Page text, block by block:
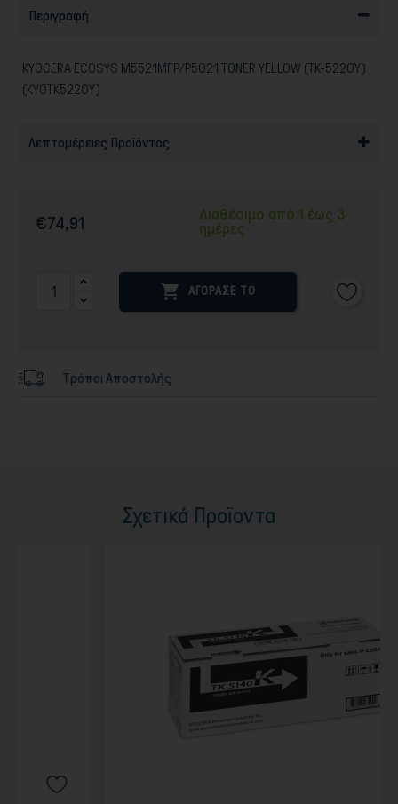
Περιγραφή
KYOCERA ECOSYS M5521MFP/P5021 TONER YELLOW (TK-5220Y)
(KYOTK5220Y)
Λεπτομέρειες Προϊόντος
€74,91
Διαθέσιμο από 1 έως 3
ημέρες
 ΑΓΟΡΑΣΕ ΤΟ
Τρόποι Αποστολής
Σχετικά Προϊοντα